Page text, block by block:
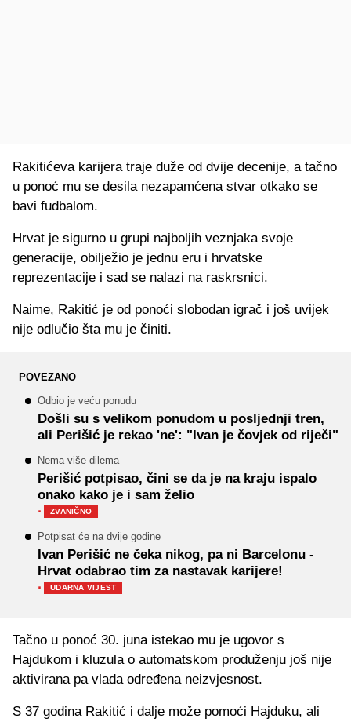
Rakitićeva karijera traje duže od dvije decenije, a tačno
u ponoć mu se desila nezapamćena stvar otkako se
bavi fudbalom.
Hrvat je sigurno u grupi najboljih veznjaka svoje
generacije, obilježio je jednu eru i hrvatske
reprezentacije i sad se nalazi na raskrsnici.
Naime, Rakitić je od ponoći slobodan igrač i još uvijek
nije odlučio šta mu je činiti.
POVEZANO
Odbio je veću ponudu
Došli su s velikom ponudom u posljednji tren,
ali Perišić je rekao 'ne': "Ivan je čovjek od riječi"
Nema više dilema
Perišić potpisao, čini se da je na kraju ispalo
onako kako je i sam želio
· ZVANIČNO
Potpisat će na dvije godine
Ivan Perišić ne čeka nikog, pa ni Barcelonu -
Hrvat odabrao tim za nastavak karijere!
· UDARNA VIJEST
Tačno u ponoć 30. juna istekao mu je ugovor s
Hajdukom i kluzula o automatskom produženju još nije
aktivirana pa vlada određena neizvjesnost.
S 37 godina Rakitić i dalje može pomoći Hajduku, ali